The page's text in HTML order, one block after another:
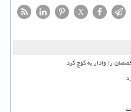
X
را وادار به کوچ کرد